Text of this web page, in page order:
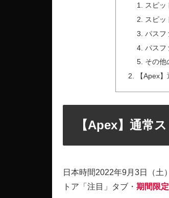
スピッ
スピッ
パスフ
パスフ
その他
【Apex
【Apex】通常
日本時間2022年9月3日（土
トア「注目」タブ・ 期間限